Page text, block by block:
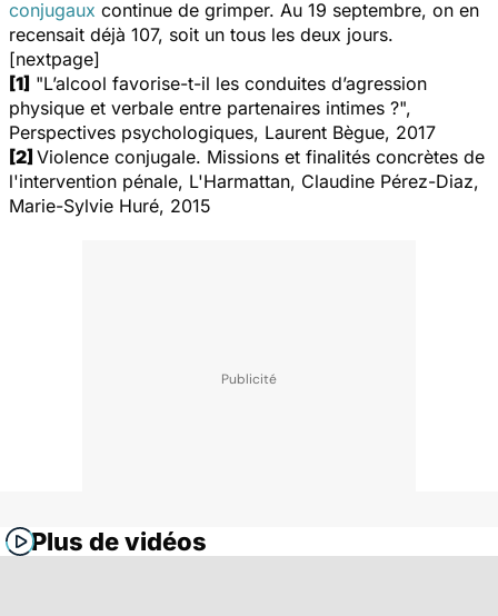
conjugaux continue de grimper. Au 19 septembre, on en
recensait déjà 107, soit un tous les deux jours.
[nextpage]
[1] "L’alcool favorise-t-il les conduites d’agression
physique et verbale entre partenaires intimes ?",
Perspectives psychologiques, Laurent Bègue, 2017
[2] Violence conjugale. Missions et finalités concrètes de
l'intervention pénale, L'Harmattan, Claudine Pérez-Diaz,
Marie-Sylvie Huré, 2015
Plus de vidéos